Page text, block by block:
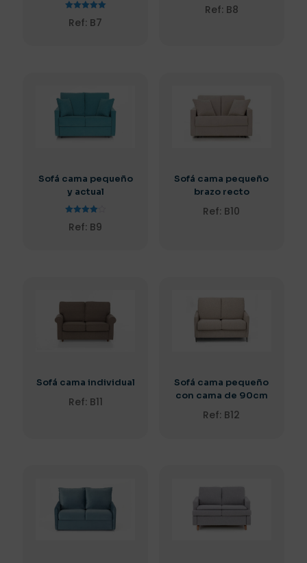
con
Ref: B7
con
Ref: B8
Sofá cama pequeño
y actual
con
Ref: B9
Sofá cama pequeño
brazo recto
Ref: B10
Sofá cama individual
Ref: B11
Sofá cama pequeño
con cama de 90cm
Ref: B12